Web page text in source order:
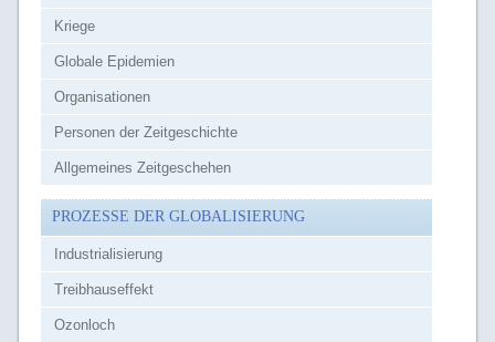
Kriege
Globale Epidemien
Organisationen
Personen der Zeitgeschichte
Allgemeines Zeitgeschehen
PROZESSE DER GLOBALISIERUNG
Industrialisierung
Treibhauseffekt
Ozonloch